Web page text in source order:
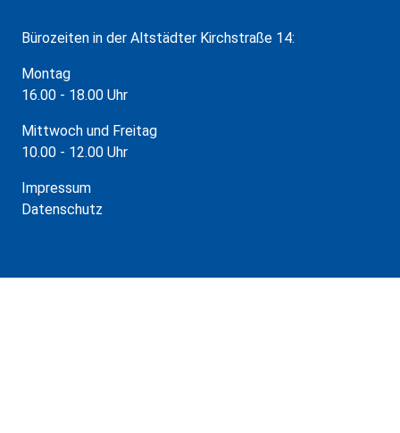
Bürozeiten in der Altstädter Kirchstraße 14:
Montag
16.00 - 18.00 Uhr
Mittwoch und Freitag
10.00 - 12.00 Uhr
Impressum
Datenschutz